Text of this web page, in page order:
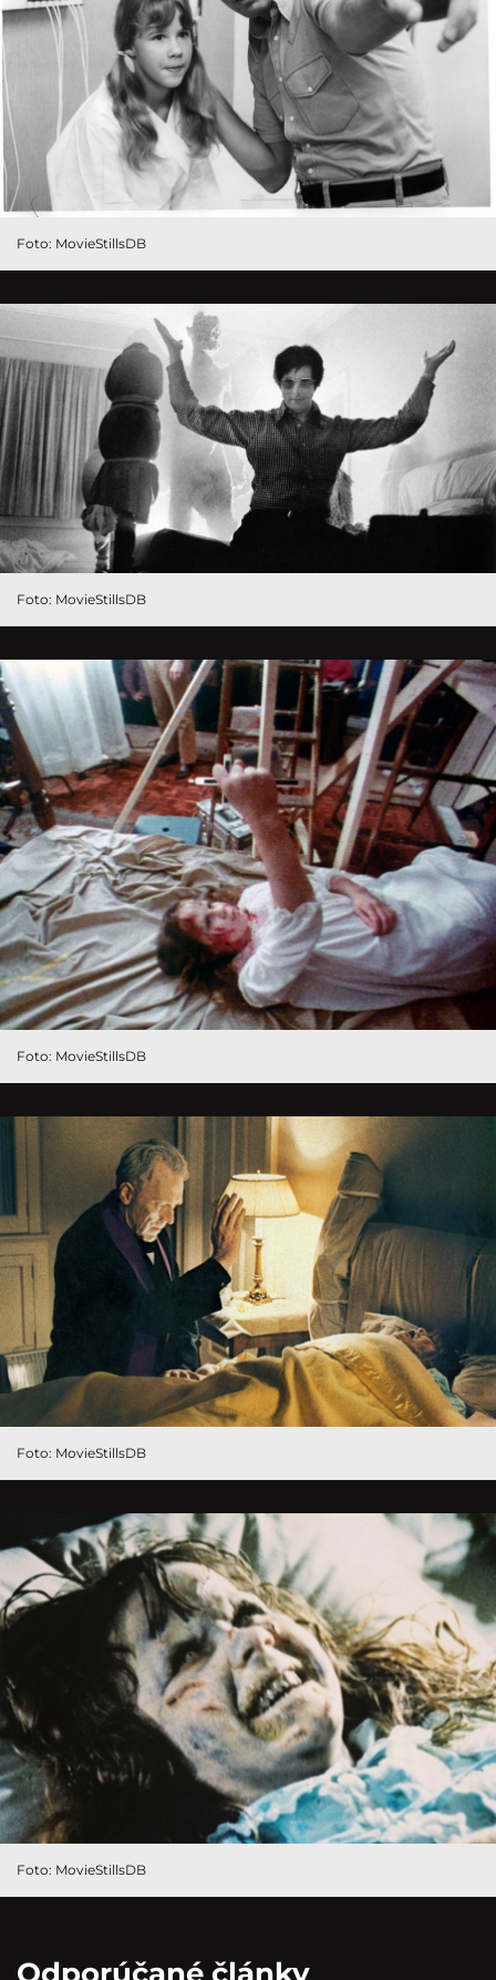
Foto: MovieStillsDB
Foto: MovieStillsDB
Foto: MovieStillsDB
Foto: MovieStillsDB
Foto: MovieStillsDB